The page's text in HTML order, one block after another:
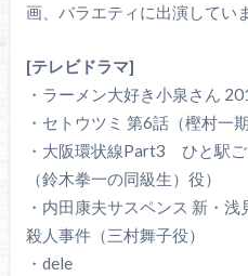
画、バラエティに出演してい
[テレビドラマ]
・ラーメン大好き小泉さん
・セトウツミ 第6話（樫村一
・大阪環状線Part3 ひと駅
（鈴木拳一の同級生）役）
・内田康夫サスペンス 新・
殺人事件（三村舞子役）
・dele